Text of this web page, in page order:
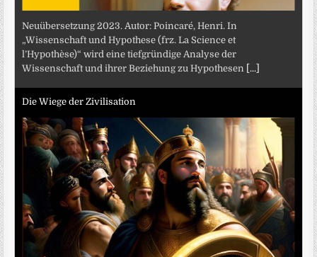
Neuübersetzung 2023. Autor: Poincaré, Henri. In
„Wissenschaft und Hypothese (frz. La Science et
l’Hypothèse)“ wird eine tiefgründige Analyse der
Wissenschaft und ihrer Beziehung zu Hypothesen [...]
Die Wiege der Zivilisation